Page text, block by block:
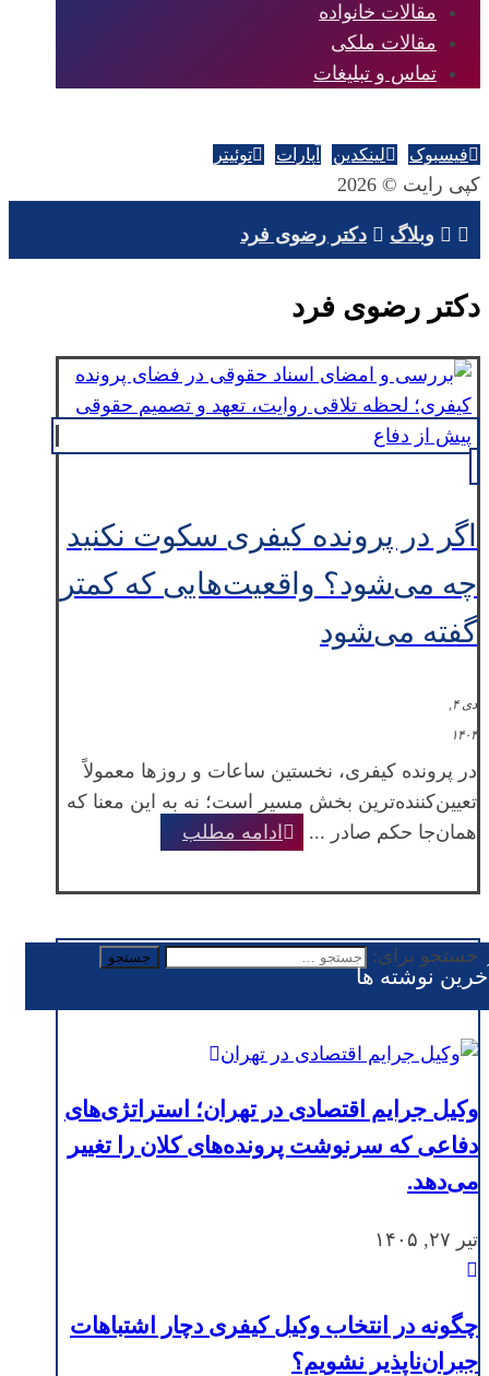
مقالات خانواده
مقالات ملکی
تماس و تبلیغات
فیسبوک لینکدین آپارات توئیتر
کپی رایت © 2026
وبلاگ دکتر رضوی فرد
دکتر رضوی فرد
اگر در پرونده کیفری سکوت نکنید
چه می‌شود؟ واقعیت‌هایی که کمتر
گفته می‌شود
دی ۴,
۱۴۰۴
در پرونده کیفری، نخستین ساعات و روزها معمولاً
تعیین‌کننده‌ترین بخش مسیر است؛ نه به این معنا که
همان‌جا حکم صادر ...
ادامه مطلب
جستجو برای:
نوشته ها
وکیل جرایم اقتصادی در تهران؛ استراتژی‌های
دفاعی که سرنوشت پرونده‌های کلان را تغییر
می‌دهد.
تیر ۲۷, ۱۴۰۵
چگونه در انتخاب وکیل کیفری دچار اشتباهات
جبران‌ناپذیر نشویم؟